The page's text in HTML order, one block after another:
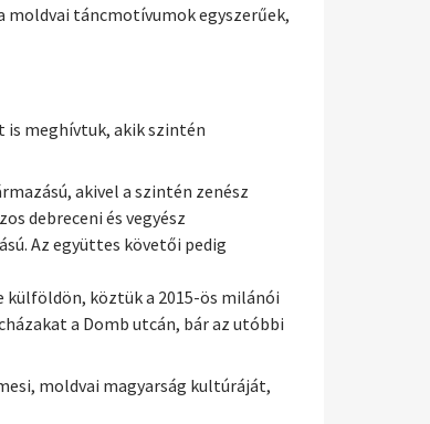
moldvai táncmotívumok egyszerűek,
is meghívtuk, akik szintén
akivel a szintén zenész
debreceni és vegyész
Az együttes követői pedig
köztük a 2015-ös milánói
a Domb utcán, bár az utóbbi
moldvai magyarság kultúráját,